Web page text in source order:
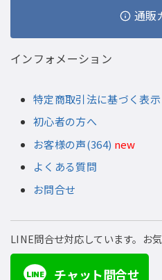
通販
インフォメーション
特定商取引法に基づく表示
初心者の方へ
お客様の声(364) new
よくある質問
お問合せ
LINE問合せ対応しています。お気
LINE チャット問合せ